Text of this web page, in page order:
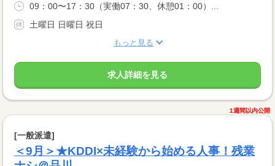
09：00〜17：30（実働07：30、休憩01：00）...
土曜日 日曜日 祝日
もっと見る
求人詳細を見る
1週間以内公開
[一般派遣]
＜9月＞★KDDI×未経験から始める人事！残業